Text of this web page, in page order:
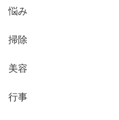
悩み
掃除
美容
行事